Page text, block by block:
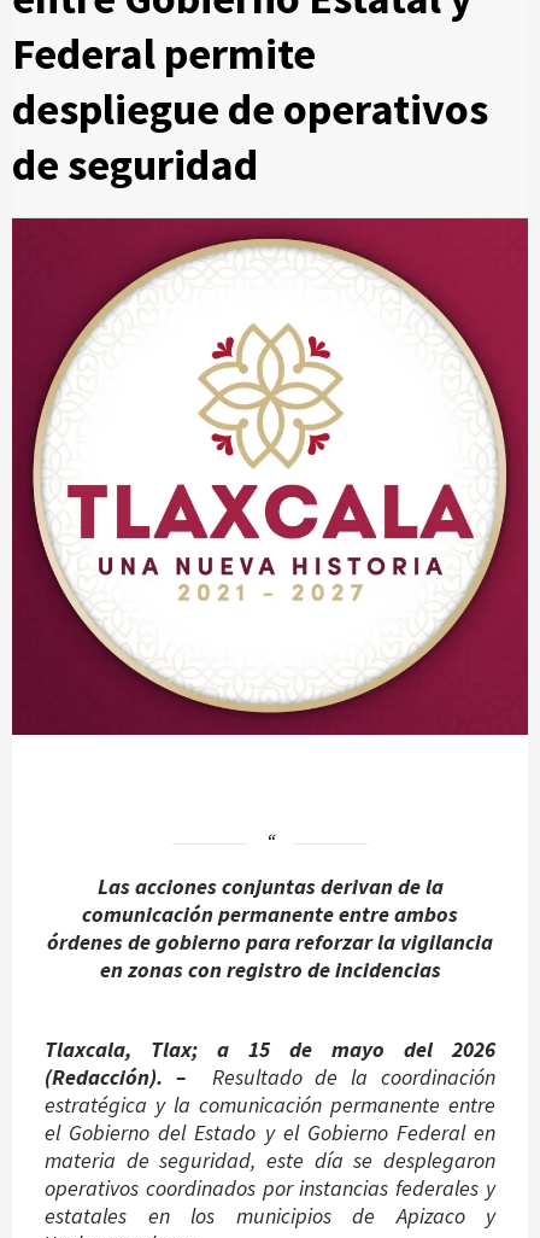
Federal permite
despliegue de operativos
de seguridad
Las acciones conjuntas derivan de la
comunicación permanente entre ambos
órdenes de gobierno para reforzar la vigilancia
en zonas con registro de incidencias
Tlaxcala, Tlax; a 15 de mayo del 2026
(Redacción). – Resultado de la coordinación
estratégica y la comunicación permanente entre
el Gobierno del Estado y el Gobierno Federal en
materia de seguridad, este día se desplegaron
operativos coordinados por instancias federales y
estatales en los municipios de Apizaco y